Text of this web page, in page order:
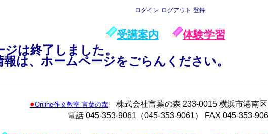
ログイン ログアウト 登録
受講案内 体験学習
は終了しました。
は、ホームページをごらんください。
●Online作文教室 言葉の森
株式会社言葉の森 233-0015 横浜市港南
電話 045-353-9061（045-353-9061） FAX 045-353-